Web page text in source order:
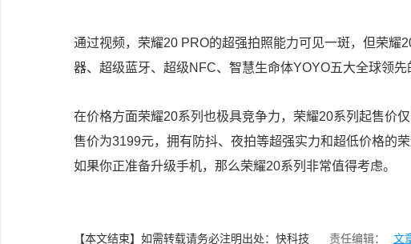
通过视频，荣耀20 PRO的超强拍照能力可见一斑，但荣耀
器、超级蓝牙、超级NFC、智慧生命体YOYO五大全球领
在价格方面荣耀20系列也极具竞争力，荣耀20系列起售价
售价为3199元，拥有防抖、夜拍等超强实力和超低价格的
如果你正准备升级手机，那么荣耀20系列非常值得考虑。
【本文结束】如需转载请务必注明出处：快科技 责任编辑： 文